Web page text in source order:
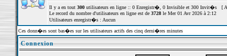
Il y a en tout 300utilisateurs en ligne :: 0 Enregistr�, 0 Invisible et 300 Invit�s [
Le record du nombre d'utilisateurs en ligne est de 3728le Mer 01 Avr 2026 à 2:12
Utilisateurs enregistr�s : Aucun
Ces donn�es sont bas�es sur les utilisateurs actifs des cinq derni�res minutes
Connexion